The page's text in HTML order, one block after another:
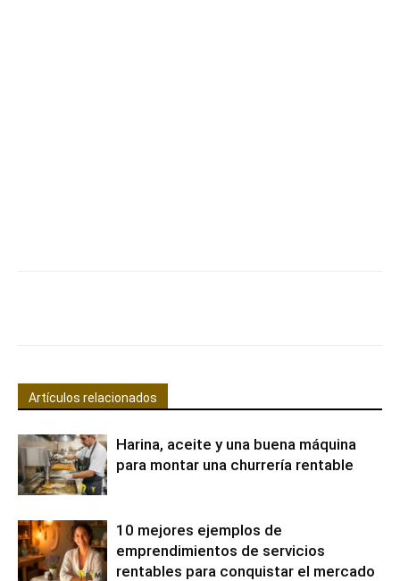
Artículos relacionados
Harina, aceite y una buena máquina
para montar una churrería rentable
10 mejores ejemplos de
emprendimientos de servicios
rentables para conquistar el mercado